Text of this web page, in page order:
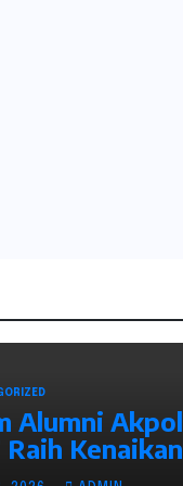
Alumni Akpol
Raih Kenaikan
Wujud